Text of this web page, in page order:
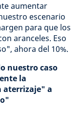
aumentar
escenario
para que los
aranceles. Eso
ahora del 10%.
nuestro caso
la
aterrizaje" a